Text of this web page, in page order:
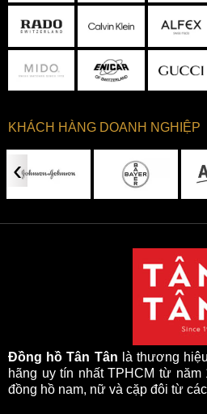
KHÁCH HÀNG DOANH NGHIỆP
‹
Đồng hồ Tân Tân là thương
hãng uy tín nhất TPHCM từ
đồng hồ nam, nữ và cặp đôi từ